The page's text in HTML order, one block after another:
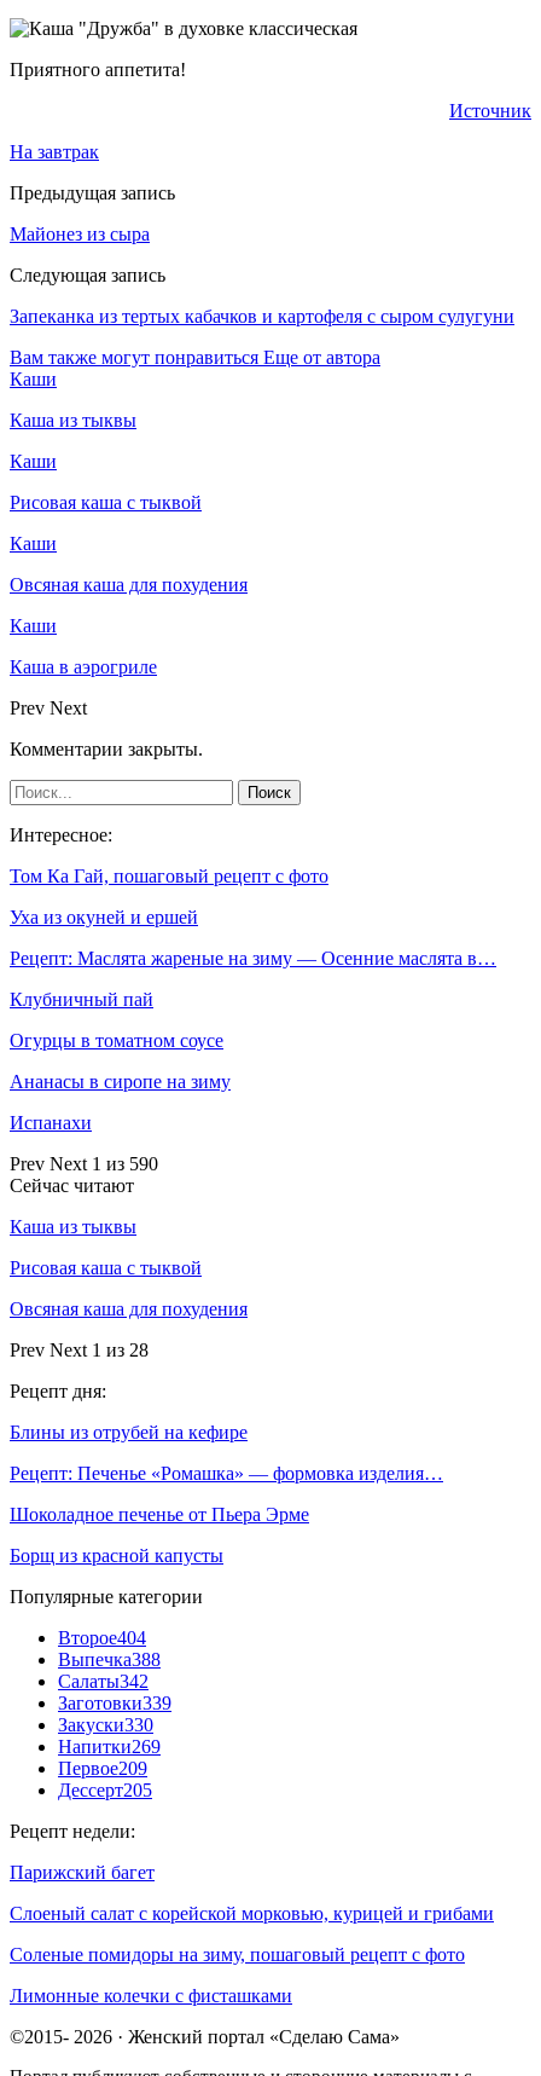
Приятного аппетита!
Источник
На завтрак
Предыдущая запись
Майонез из сыра
Следующая запись
Запеканка из тертых кабачков и картофеля с сыром сулугуни
Вам также могут понравиться Еще от автора
Каши
Каша из тыквы
Каши
Рисовая каша с тыквой
Каши
Овсяная каша для похудения
Каши
Каша в аэрогриле
Prev Next
Комментарии закрыты.
Интересное:
Том Ка Гай, пошаговый рецепт с фото
Уха из окуней и ершей
Рецепт: Маслята жареные на зиму — Осенние маслята в…
Клубничный пай
Огурцы в томатном соусе
Ананасы в сиропе на зиму
Испанахи
Prev Next 1 из 590
Сейчас читают
Каша из тыквы
Рисовая каша с тыквой
Овсяная каша для похудения
Prev Next 1 из 28
Рецепт дня:
Блины из отрубей на кефире
Рецепт: Печенье «Ромашка» — формовка изделия…
Шоколадное печенье от Пьера Эрме
Борщ из красной капусты
Популярные категории
Второе404
Выпечка388
Салаты342
Заготовки339
Закуски330
Напитки269
Первое209
Дессерт205
Рецепт недели:
Парижский багет
Слоеный салат с корейской морковью, курицей и грибами
Соленые помидоры на зиму, пошаговый рецепт с фото
Лимонные колечки с фисташками
©2015- 2026 · Женский портал «Сделаю Сама»